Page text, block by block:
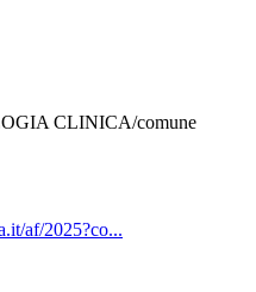
CLINICA/comune
af/2025?co...